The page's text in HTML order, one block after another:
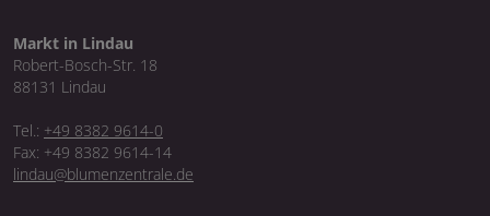
Markt in Lindau
Robert-Bosch-Str. 18
88131 Lindau
Tel.: +49 8382 9614-0
Fax: +49 8382 9614-14
lindau@blumenzentrale.de